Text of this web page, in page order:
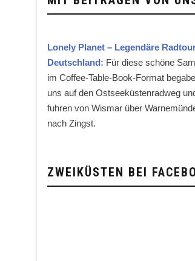
Lone­ly Plan­et – Leg­endäre
Deutsch­land: Für diese schöne
im Cof­fee-Table-Book-For­mat
uns auf den Ost­seeküsten­rad­weg
fuhren von Wis­mar über
nach Zingst.
ZWEIKÜSTEN BEI